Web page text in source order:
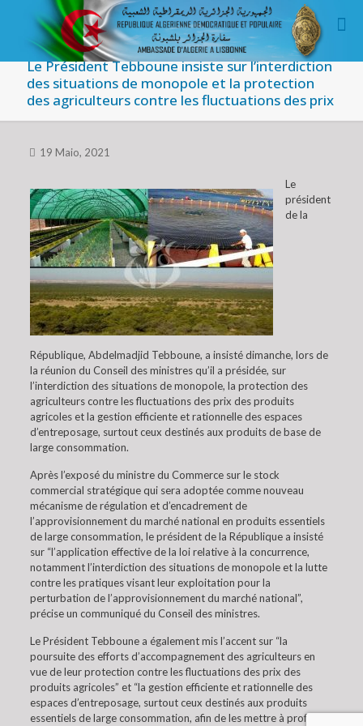
Le Président Tebboune insiste sur l’interdiction
des situations de monopole et la protection
des agriculteurs contre les fluctuations des prix
19 Maio, 2021
Le
président
de la
République, Abdelmadjid Tebboune, a insisté dimanche, lors de
la réunion du Conseil des ministres qu’il a présidée, sur
l’interdiction des situations de monopole, la protection des
agriculteurs contre les fluctuations des prix des produits
agricoles et la gestion efficiente et rationnelle des espaces
d’entreposage, surtout ceux destinés aux produits de base de
large consommation.
Après l’exposé du ministre du Commerce sur le stock
commercial stratégique qui sera adoptée comme nouveau
mécanisme de régulation et d’encadrement de
l’approvisionnement du marché national en produits essentiels
de large consommation, le président de la République a insisté
sur “l’application effective de la loi relative à la concurrence,
notamment l’interdiction des situations de monopole et la lutte
contre les pratiques visant leur exploitation pour la
perturbation de l’approvisionnement du marché national”,
précise un communiqué du Conseil des ministres.
Le Président Tebboune a également mis l’accent sur “la
poursuite des efforts d’accompagnement des agriculteurs en
vue de leur protection contre les fluctuations des prix des
produits agricoles” et “la gestion efficiente et rationnelle des
espaces d’entreposage, surtout ceux destinés aux produits
essentiels de large consommation, afin de les mettre à profit